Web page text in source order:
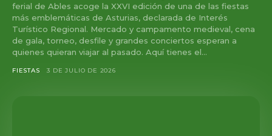
ferial de Ables acoge la XXVI edición de una de las fiestas
más emblemáticas de Asturias, declarada de Interés
Turístico Regional. Mercado y campamento medieval, cena
de gala, torneo, desfile y grandes conciertos esperan a
quienes quieran viajar al pasado. Aquí tienes el...
FIESTAS 3 DE JULIO DE 2026